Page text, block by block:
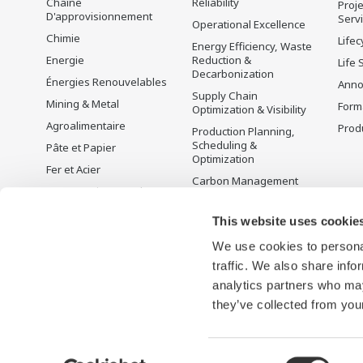
This website uses
We use cookies to
traffic. We also share
analytics partners who
they’ve collected from
D'approvisionnement
Chimie
Energie
Énergies Renouvelables
Mining & Metal
Agroalimentaire
Pâte et Papier
Fer et Acier
Eau et Traitement des
Operational Excellence
Energy Efficiency, Waste
Reduction &
Decarbonization
Supply Chain
Optimization & Visibility
Production Planning,
Scheduling &
Optimization
Carbon Management
Gestion de l'énergie
Life